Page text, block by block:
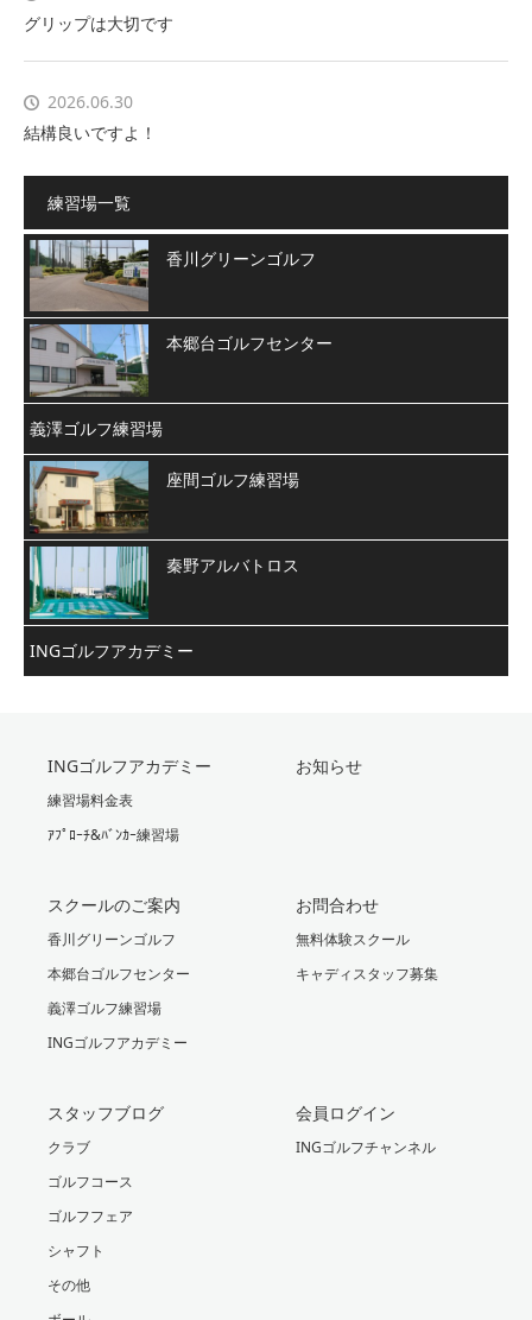
グリップは大切です
2026.06.30
結構良いですよ！
練習場一覧
香川グリーンゴルフ
本郷台ゴルフセンター
義澤ゴルフ練習場
座間ゴルフ練習場
秦野アルバトロス
INGゴルフアカデミー
INGゴルフアカデミー
練習場料金表
ｱﾌﾟﾛｰﾁ&ﾊﾞﾝｶｰ練習場
お知らせ
スクールのご案内
香川グリーンゴルフ
本郷台ゴルフセンター
義澤ゴルフ練習場
INGゴルフアカデミー
お問合わせ
無料体験スクール
キャディスタッフ募集
スタッフブログ
クラブ
ゴルフコース
ゴルフフェア
シャフト
その他
会員ログイン
INGゴルフチャンネル